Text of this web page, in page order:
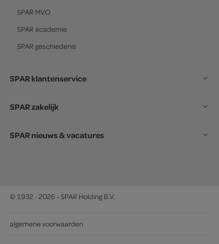
SPAR MVO
SPAR academie
SPAR geschiedenis
SPAR klantenservice
SPAR zakelijk
SPAR nieuws & vacatures
© 1932 - 2026 - SPAR Holding B.V.
algemene voorwaarden